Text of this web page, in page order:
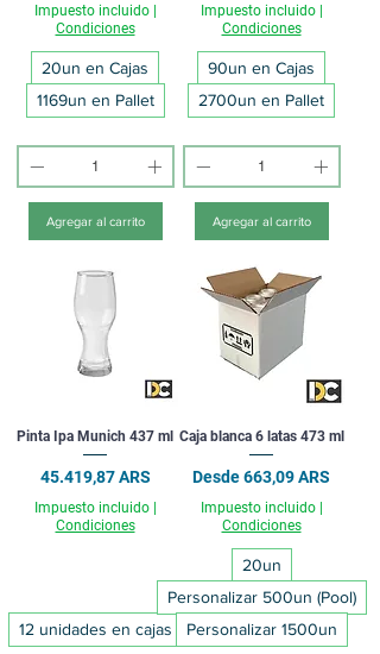
Impuesto incluido|
Condiciones
20un en Cajas
1169un en Pallet
Agregar al carrito
Impuesto incluido|
Condiciones
90un en Cajas
2700un en Pallet
Agregar al carrito
Pinta Ipa Munich 437 ml
Precio
45.419,87 ARS
Impuesto incluido|
Condiciones
12 unidades en cajas
Caja blanca 6 latas 473 ml
Desde663,09 ARS
Precio de oferta
Impuesto incluido|
Condiciones
20un
Personalizar 500un (Pool)
Personalizar 1500un